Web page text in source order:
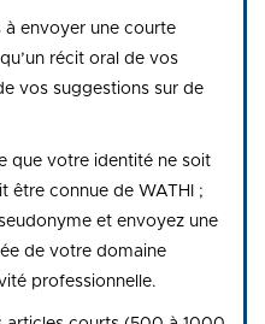
à envoyer une courte
récit oral de vos
vos suggestions sur de
que votre identité ne soit
être connue de WATHI ;
et envoyez une
de votre domaine
professionnelle.